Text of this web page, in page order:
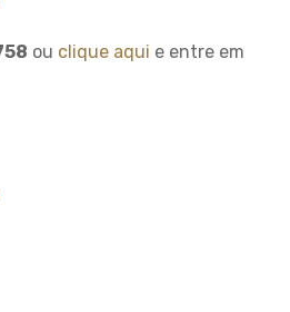
ou clique aqui e entre em